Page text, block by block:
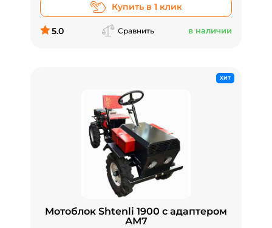
Купить в 1 клик
5.0 Сравнить в наличии
ХИТ
Мотоблок Shtenli 1900 с адаптером
АМ7